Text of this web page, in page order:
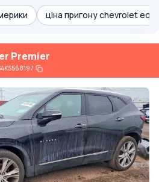
ціна пригону chevrolet
Premier